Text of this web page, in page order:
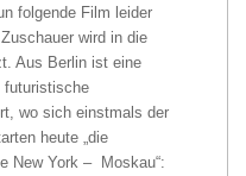
folgende Film leider
wird in die
Aus Berlin ist eine
futuristische
wo sich einstmals der
heute „die
New York – Moskau“: